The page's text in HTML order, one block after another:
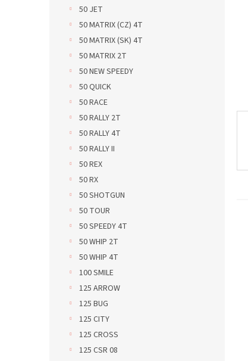
50 JET
50 MATRIX (CZ) 4T
50 MATRIX (SK) 4T
50 MATRIX 2T
50 NEW SPEEDY
50 QUICK
50 RACE
50 RALLY 2T
50 RALLY 4T
50 RALLY II
50 REX
50 RX
50 SHOTGUN
50 TOUR
50 SPEEDY 4T
50 WHIP 2T
50 WHIP 4T
100 SMILE
125 ARROW
125 BUG
125 CITY
125 CROSS
125 CSR 08